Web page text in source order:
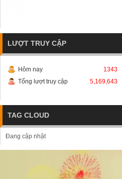
LƯỢT TRUY CẬP
Hôm nay
1343
Tổng lượt truy cập
5,169,643
TAG CLOUD
Đang cập nhật